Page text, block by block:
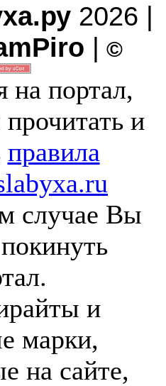
2026 |
| ©
на портал,
и
правила
случае Вы
и
марки,
на сайте,